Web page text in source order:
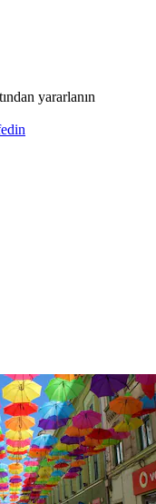
yararlanın